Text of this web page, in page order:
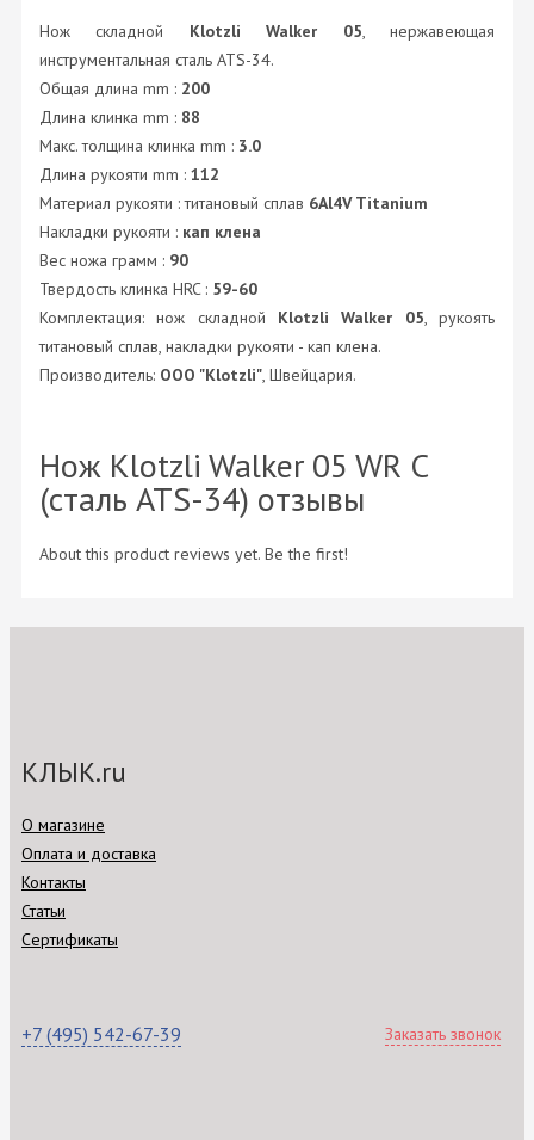
Нож складной Klotzli Walker 05, нержавеющая
инструментальная сталь ATS-34.
Общая длина mm : 200
Длина клинка mm : 88
Макс. толщина клинка mm : 3.0
Длина рукояти mm : 112
Материал рукояти : титановый сплав 6Al4V Titanium
Накладки рукояти : кап клена
Вес ножа грамм : 90
Твердость клинка HRC : 59-60
Комплектация: нож складной Klotzli Walker 05, рукоять
титановый сплав, накладки рукояти - кап клена.
Производитель: ООО "Klotzli", Швейцария.
Нож Klotzli Walker 05 WR C
(сталь ATS-34) отзывы
About this product reviews yet. Be the first!
КЛЫК.ru
О магазине
Оплата и доставка
Контакты
Статьи
Сертификаты
+7 (495) 542-67-39 Заказать звонок